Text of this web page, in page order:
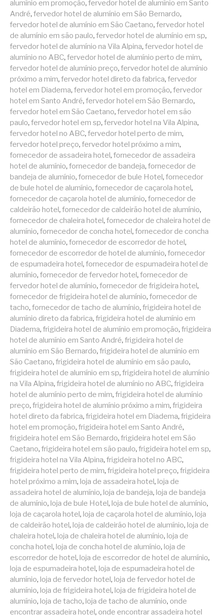
alumínio em promoção, fervedor hotel de alumínio em Santo
André, fervedor hotel de alumínio em São Bernardo,
fervedor hotel de alumínio em São Caetano, fervedor hotel
de alumínio em são paulo, fervedor hotel de alumínio em sp,
fervedor hotel de alumínio na Vila Alpina, fervedor hotel de
alumínio no ABC, fervedor hotel de alumínio perto de mim,
fervedor hotel de alumínio preço, fervedor hotel de alumínio
próximo a mim, fervedor hotel direto da fabrica, fervedor
hotel em Diadema, fervedor hotel em promoção, fervedor
hotel em Santo André, fervedor hotel em São Bernardo,
fervedor hotel em São Caetano, fervedor hotel em são
paulo, fervedor hotel em sp, fervedor hotel na Vila Alpina,
fervedor hotel no ABC, fervedor hotel perto de mim,
fervedor hotel preço, fervedor hotel próximo a mim,
fornecedor de assadeira hotel, fornecedor de assadeira
hotel de alumínio, fornecedor de bandeja, fornecedor de
bandeja de alumínio, fornecedor de bule Hotel, fornecedor
de bule hotel de alumínio, fornecedor de caçarola hotel,
fornecedor de caçarola hotel de alumínio, fornecedor de
caldeirão hotel, fornecedor de caldeirão hotel de alumínio,
fornecedor de chaleira hotel, fornecedor de chaleira hotel de
alumínio, fornecedor de concha hotel, fornecedor de concha
hotel de alumínio, fornecedor de escorredor de hotel,
fornecedor de escorredor de hotel de alumínio, fornecedor
de espumadeira hotel, fornecedor de espumadeira hotel de
alumínio, fornecedor de fervedor hotel, fornecedor de
fervedor hotel de alumínio, fornecedor de frigideira hotel,
fornecedor de frigideira hotel de alumínio, fornecedor de
tacho, fornecedor de tacho de alumínio, frigideira hotel de
alumínio direto da fabrica, frigideira hotel de alumínio em
Diadema, frigideira hotel de alumínio em promoção, frigideira
hotel de alumínio em Santo André, frigideira hotel de
alumínio em São Bernardo, frigideira hotel de alumínio em
São Caetano, frigideira hotel de alumínio em são paulo,
frigideira hotel de alumínio em sp, frigideira hotel de alumínio
na Vila Alpina, frigideira hotel de alumínio no ABC, frigideira
hotel de alumínio perto de mim, frigideira hotel de alumínio
preço, frigideira hotel de alumínio próximo a mim, frigideira
hotel direto da fabrica, frigideira hotel em Diadema, frigideira
hotel em promoção, frigideira hotel em Santo André,
frigideira hotel em São Bernardo, frigideira hotel em São
Caetano, frigideira hotel em são paulo, frigideira hotel em sp,
frigideira hotel na Vila Alpina, frigideira hotel no ABC,
frigideira hotel perto de mim, frigideira hotel preço, frigideira
hotel próximo a mim, loja de assadeira hotel, loja de
assadeira hotel de alumínio, loja de bandeja, loja de bandeja
de alumínio, loja de bule Hotel, loja de bule hotel de alumínio,
loja de caçarola hotel, loja de caçarola hotel de alumínio, loja
de caldeirão hotel, loja de caldeirão hotel de alumínio, loja de
chaleira hotel, loja de chaleira hotel de alumínio, loja de
concha hotel, loja de concha hotel de alumínio, loja de
escorredor de hotel, loja de escorredor de hotel de alumínio,
loja de espumadeira hotel, loja de espumadeira hotel de
alumínio, loja de fervedor hotel, loja de fervedor hotel de
alumínio, loja de frigideira hotel, loja de frigideira hotel de
alumínio, loja de tacho, loja de tacho de alumínio, onde
encontrar assadeira hotel, onde encontrar assadeira hotel